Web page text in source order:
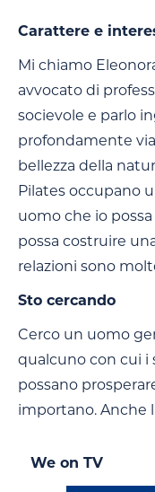
Carattere e
Mi chiamo
avvocato di
socievole e parlo
profondamente
bellezza della
Pilates occupano
uomo che io
possa costruire
relazioni sono
Sto cercando
Cerco un uomo
qualcuno con cui i
possano
importano. Anche
We on TV